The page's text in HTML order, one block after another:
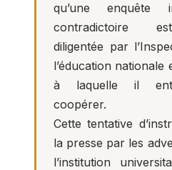
qu’une enquête
contradictoire
diligentée par
l’éducation
à laquelle il
coopérer.
Cette tentative
la presse par les
l’institution